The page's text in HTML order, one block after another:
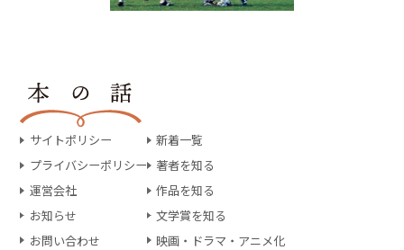
サイトポリシー
プライバシーポリシー
運営会社
お知らせ
お問い合わせ
新着一覧
著者を知る
作品を知る
文学賞を知る
映画・ドラマ・アニメ化